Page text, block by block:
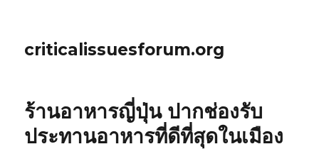
criticalissuesforum.org
ร้านอาหารญี่ปุ่น ปากช่องรับ
ประทานอาหารที่ดีที่สุดในเมือง